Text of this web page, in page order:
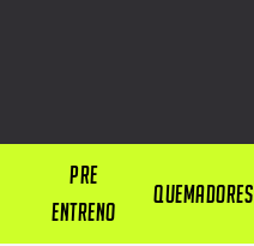
PRE
ENTRENO
QUEMADORES